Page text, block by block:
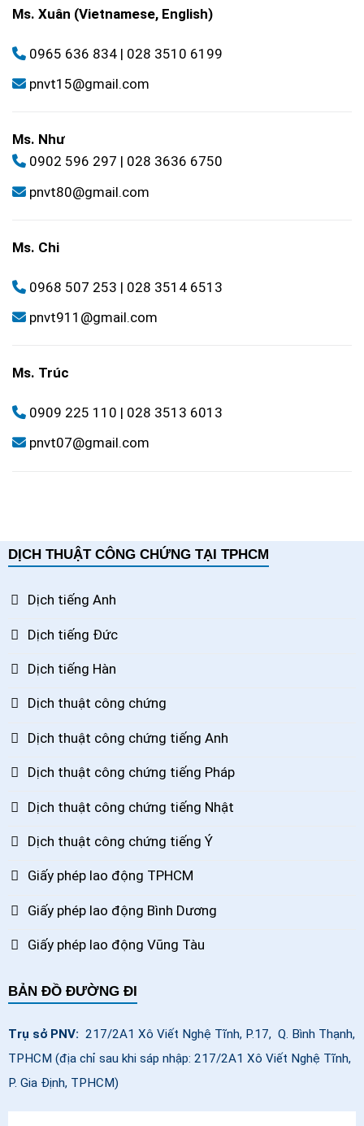
Ms. Xuân (Vietnamese, English)
0965 636 834 | 028 3510 6199
pnvt15@gmail.com
Ms. Như
0902 596 297 | 028 3636 6750
pnvt80@gmail.com
Ms. Chi
0968 507 253 | 028 3514 6513
pnvt911@gmail.com
Ms. Trúc
0909 225 110 | 028 3513 6013
pnvt07@gmail.com
DỊCH THUẬT CÔNG CHỨNG TẠI TPHCM
Dịch tiếng Anh
Dịch tiếng Đức
Dịch tiếng Hàn
Dịch thuật công chứng
Dịch thuật công chứng tiếng Anh
Dịch thuật công chứng tiếng Pháp
Dịch thuật công chứng tiếng Nhật
Dịch thuật công chứng tiếng Ý
Giấy phép lao động TPHCM
Giấy phép lao động Bình Dương
Giấy phép lao động Vũng Tàu
BẢN ĐỒ ĐƯỜNG ĐI
Trụ sở PNV: 217/2A1 Xô Viết Nghệ Tĩnh, P.17, Q. Bình Thạnh,
TPHCM (địa chỉ sau khi sáp nhập: 217/2A1 Xô Viết Nghệ Tĩnh,
P. Gia Định, TPHCM)